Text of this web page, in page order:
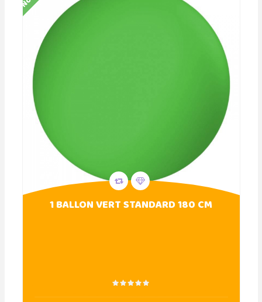
1 BALLON VERT STANDARD 180 CM